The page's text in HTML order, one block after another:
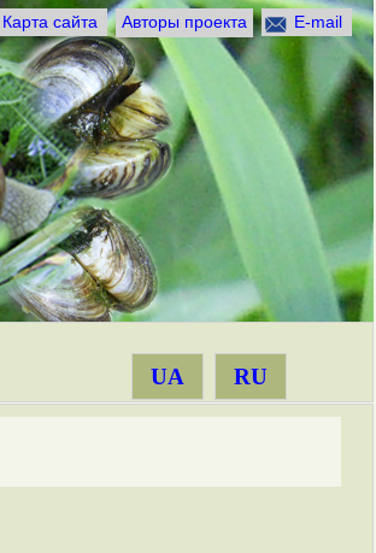
Карта сайта Авторы проекта E-mail
UA RU